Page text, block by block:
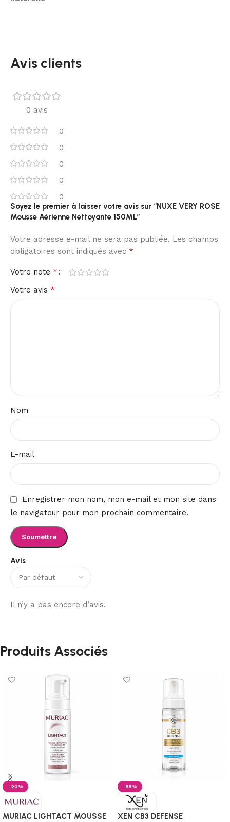
Avis clients
0 avis
0
0
0
0
0
Avis
Il n’y a pas encore d’avis.
Soyez le premier à laisser votre avis sur “NUXE VERY ROSE
Mousse Aérienne Nettoyante 150ML”
Votre adresse e-mail ne sera pas publiée. Les champs
obligatoires sont indiqués avec *
Votre note *
Votre avis *
Nom
E-mail
Enregistrer mon nom, mon e-mail et mon site dans
le navigateur pour mon prochain commentaire.
Produits Associés
-20%
MURIAC LIGHTACT MOUSSE
-55%
XEN CB3 DEFENSE